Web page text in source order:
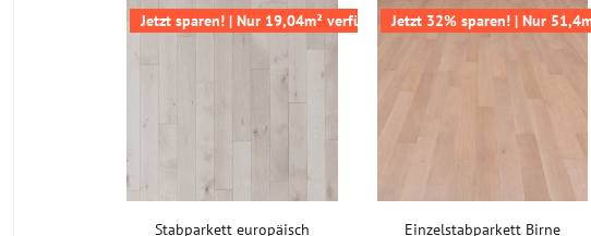
Einrichtungen zweimal jährlich erneut das Brilliance OilCare auftragen
(je nach Beanspruchung auch in kürzeren Intervallen). Dazu ist zunächst
eine Intensivreinigung mit dem Brilliance Cleaner L94 notwendig.
Details finden Sie in der Pflegeanleitung, die Sie unter dem Reiter Downloads
Kann ich das geölte 2-Schichtparkett aus Ahorn nochmals
Jetzt sparen! | Nur 19,04m² verfügbar
Stabparkett europäisch
Jetzt 32% sparen! | Nur
Einzelstabparkett Birne